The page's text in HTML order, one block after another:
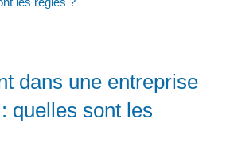
dans une entreprise
quelles sont les